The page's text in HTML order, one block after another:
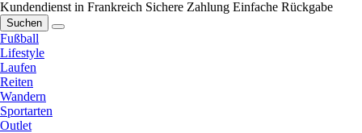
Kundendienst in Frankreich Sichere Zahlung Einfache Rückgabe
Suchen
Fußball
Lifestyle
Laufen
Reiten
Wandern
Sportarten
Outlet